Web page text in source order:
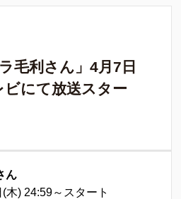
毛利さん」4月7日
にて放送スター
ん
木) 24:59～スタート